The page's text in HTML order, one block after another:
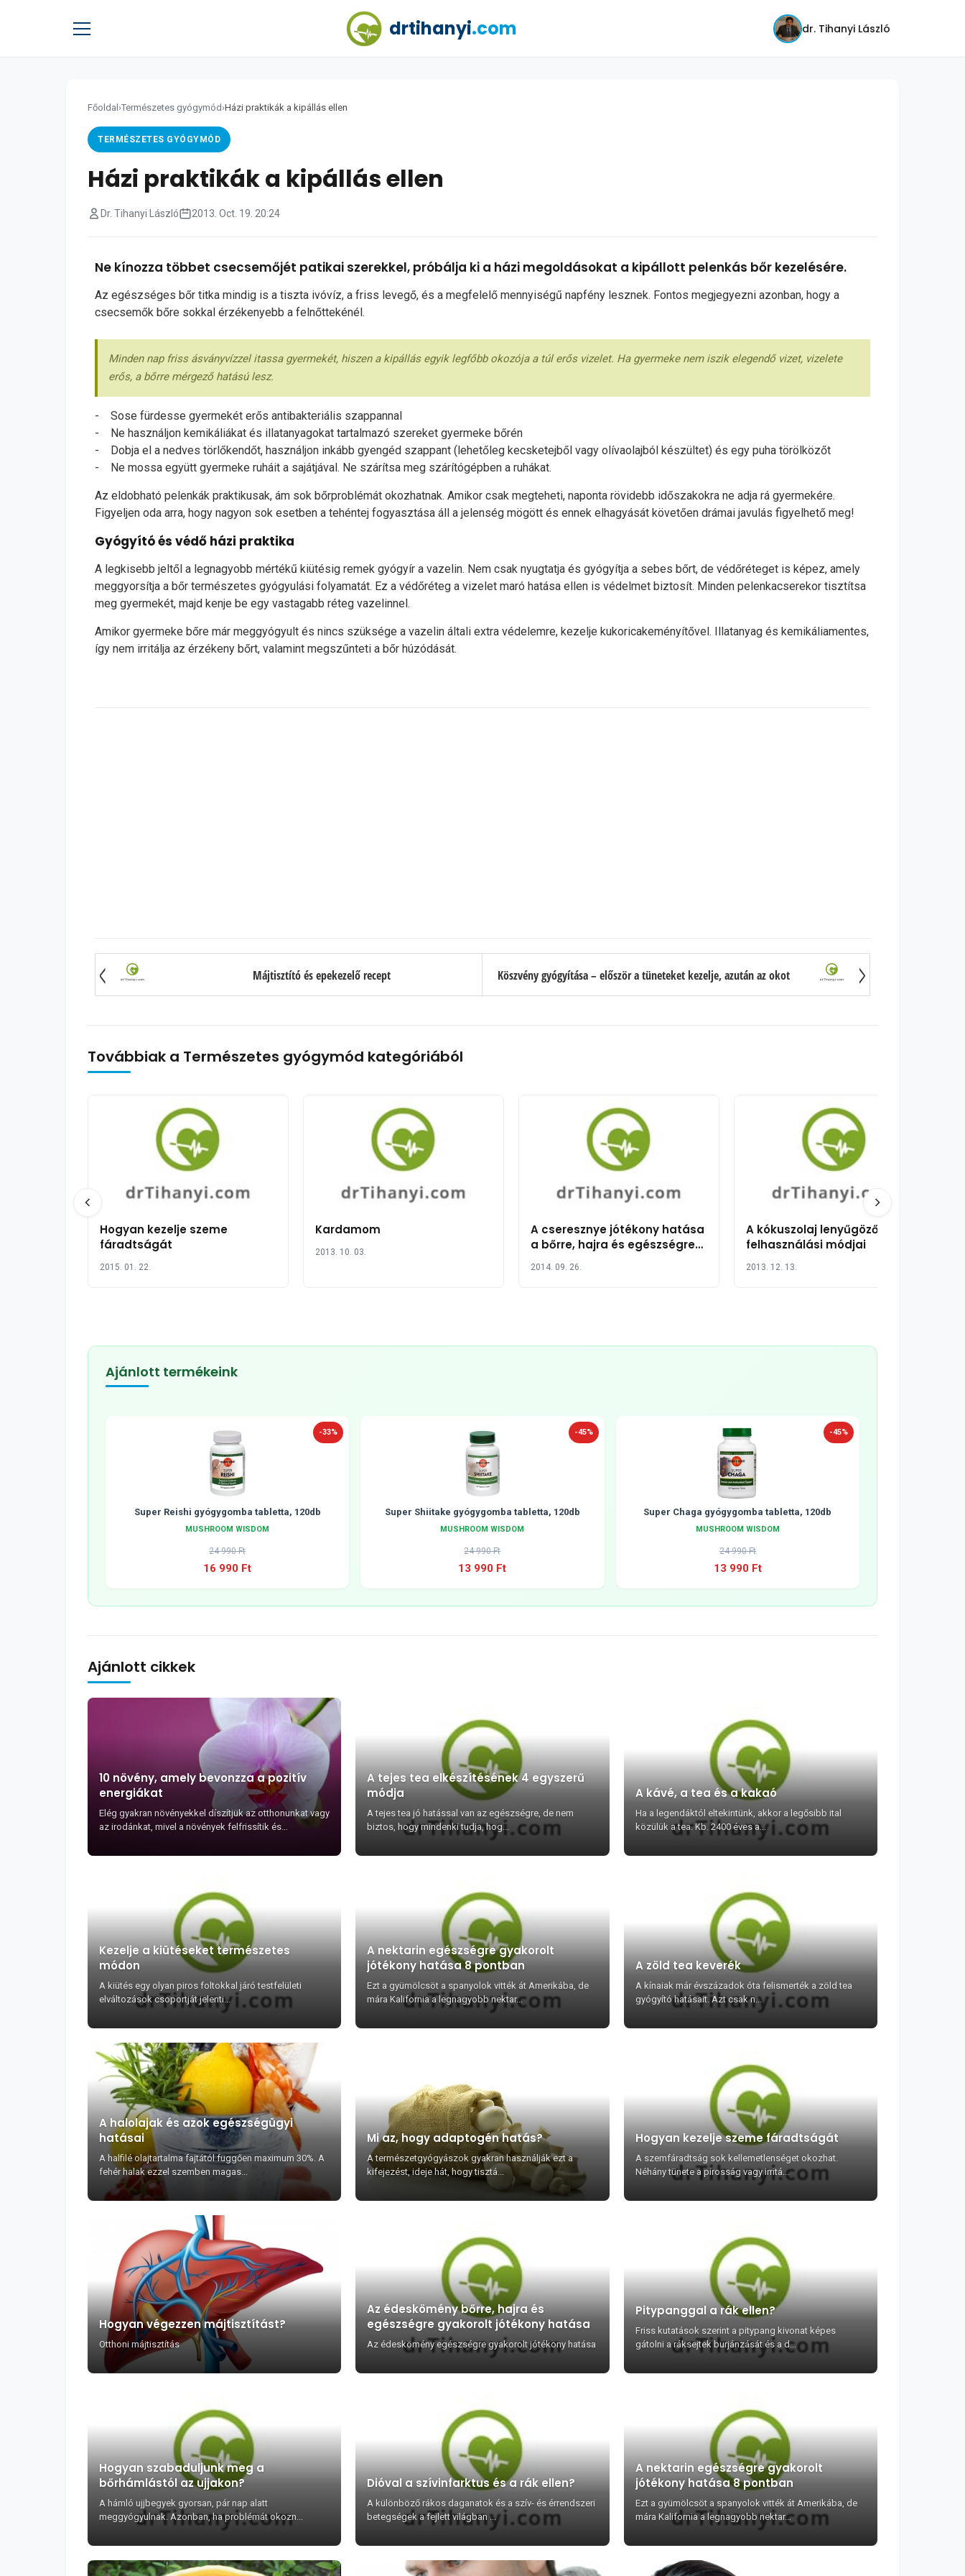
drtihanyi.com dr. Tihanyi László
Főoldal ›Természetes gyógymód ›Házi praktikák a kipállás ellen
TERMÉSZETES GYÓGYMÓD
Házi praktikák a kipállás ellen
Dr. Tihanyi László 2013. Oct. 19. 20:24
Ne kínozza többet csecsemőjét patikai szerekkel, próbálja ki a házi megoldásokat a kipállott pelenkás bőr kezelésére.
Az egészséges bőr titka mindig is a tiszta ivóvíz, a friss levegő, és a megfelelő mennyiségű napfény lesznek. Fontos megjegyezni azonban, hogy a
csecsemők bőre sokkal érzékenyebb a felnőttekénél.
Minden nap friss ásványvízzel itassa gyermekét, hiszen a kipállás egyik legfőbb okozója a túl erős vizelet. Ha gyermeke nem iszik elegendő vizet, vizelete
erős, a bőrre mérgező hatású lesz.
- Sose fürdesse gyermekét erős antibakteriális szappannal
- Ne használjon kemikáliákat és illatanyagokat tartalmazó szereket gyermeke bőrén
- Dobja el a nedves törlőkendőt, használjon inkább gyengéd szappant (lehetőleg kecsketejből vagy olívaolajból készültet) és egy puha törölközőt
- Ne mossa együtt gyermeke ruháit a sajátjával. Ne szárítsa meg szárítógépben a ruhákat.
Az eldobható pelenkák praktikusak, ám sok bőrproblémát okozhatnak. Amikor csak megteheti, naponta rövidebb időszakokra ne adja rá gyermekére.
Figyeljen oda arra, hogy nagyon sok esetben a tehéntej fogyasztása áll a jelenség mögött és ennek elhagyását követően drámai javulás figyelhető meg!
Gyógyító és védő házi praktika
A legkisebb jeltől a legnagyobb mértékű kiütésig remek gyógyír a vazelin. Nem csak nyugtatja és gyógyítja a sebes bőrt, de védőréteget is képez, amely
meggyorsítja a bőr természetes gyógyulási folyamatát. Ez a védőréteg a vizelet maró hatása ellen is védelmet biztosít. Minden pelenkacserekor tisztítsa
meg gyermekét, majd kenje be egy vastagabb réteg vazelinnel.
Amikor gyermeke bőre már meggyógyult és nincs szüksége a vazelin általi extra védelemre, kezelje kukoricakeményítővel. Illatanyag és kemikáliamentes,
így nem irritálja az érzékeny bőrt, valamint megszűnteti a bőr húzódását.
Májtisztító és epekezelő recept Köszvény gyógyítása – először a tüneteket kezelje, azután az okot
Továbbiak a Természetes gyógymód kategóriából
Hogyan kezelje szeme
fáradtságát
2015. 01. 22.
Kardamom
2013. 10. 03.
A cseresznye jótékony hatása
a bőrre, hajra és egészségre
2014. 09. 26.
A kókuszolaj lenyűgöző
felhasználási módjai
2013. 12. 13.
Ajánlott termékeink
-33%
Super Reishi gyógygomba tabletta, 120db
MUSHROOM WISDOM
24 990 Ft
16 990 Ft
-45%
Super Shiitake gyógygomba tabletta, 120db
MUSHROOM WISDOM
24 990 Ft
13 990 Ft
-45%
Super Chaga gyógygomba tabletta, 120db
MUSHROOM WISDOM
24 990 Ft
13 990 Ft
Ajánlott cikkek
10 növény, amely bevonzza a pozitív
energiákat
Elég gyakran növényekkel díszítjük az otthonunkat vagy
az irodánkat, mivel a növények felfrissítik és
A tejes tea elkészítésének 4 egyszerű
módja
A tejes tea jó hatással van az egészségre, de nem
biztos, hogy mindenki tudja, hog...
A kávé, a tea és a kakaó
Ha a legendáktól eltekintünk, akkor a legősibb ital
közülük a tea. Kb. 2400 éves a...
Kezelje a kiütéseket természetes
módon
A kiütés egy olyan piros foltokkal járó testfelületi
elváltozások csoportját jelenti...
A nektarin egészségre gyakorolt
jótékony hatása 8 pontban
Ezt a gyümölcsöt a spanyolok vitték át Amerikába, de
mára Kalifornia a legnagyobb nektar...
A zöld tea keverék
A kínaiak már évszázadok óta felismerték a zöld tea
gyógyító hatásait. Azt csak n...
A halolajak és azok egészségügyi
hatásai
A halfilé olajtartalma fajtától függően maximum 30%. A
fehér halak ezzel szemben magas...
Mi az, hogy adaptogén hatás?
A természetgyógyászok gyakran használják ezt a
kifejezést, ideje hát, hogy tisztá...
Hogyan kezelje szeme fáradtságát
A szemfáradtság sok kellemetlenséget okozhat.
Néhány tünete a pirosság vagy irritá...
Hogyan végezzen májtisztítást?
Otthoni májtisztítás
Az édeskömény bőrre, hajra és
egészségre gyakorolt jótékony hatása
Az édeskömény egészségre gyakorolt jótékony hatása
Pitypanggal a rák ellen?
Friss kutatások szerint a pitypang kivonat képes
gátolni a ráksejtek burjánzását és a d...
Hogyan szabaduljunk meg a
bőrhámlástól az ujjakon?
A hámló ujjbegyek gyorsan, pár nap alatt
meggyógyulnak. Azonban, ha problémát okozn...
Dióval a szívinfarktus és a rák ellen?
A különböző rákos daganatok és a szív- és érrendszeri
betegségek a fejlett világban ...
A nektarin egészségre gyakorolt
jótékony hatása 8 pontban
Ezt a gyümölcsöt a spanyolok vitték át Amerikába, de
mára Kalifornia a legnagyobb nektar...